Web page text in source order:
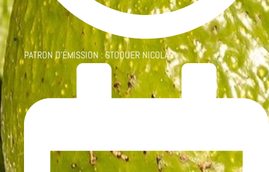
PATRON D'ÉMISSION :STOQUER NICOLAS